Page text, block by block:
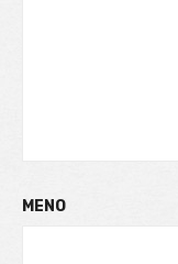
MENO